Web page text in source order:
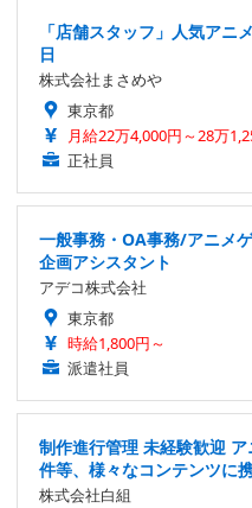
「店舗スタッフ」人気ア
日
株式会社まさめや
東京都
月給22万4,000円～28万
正社員
一般事務・OA事務/アニメ
企画アシスタント
アデコ株式会社
東京都
時給1,800円～
派遣社員
制作進行管理 未経験歓迎
件等、様々なコンテンツに
株式会社白組